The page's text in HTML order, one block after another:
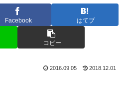
Facebook はてブ
コピー
2016.09.05 2018.12.01